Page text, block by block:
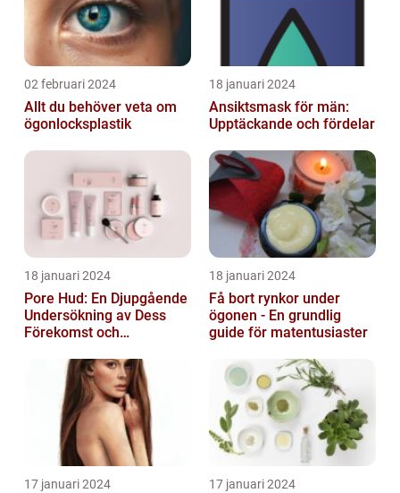
02 februari 2024
Allt du behöver veta om
ögonlocksplastik
18 januari 2024
Ansiktsmask för män:
Upptäckande och fördelar
18 januari 2024
Pore Hud: En Djupgående
Undersökning av Dess
Förekomst och
18 januari 2024
Få bort rynkor under
ögonen - En grundlig
guide för matentusiaster
17 januari 2024 17 januari 2024